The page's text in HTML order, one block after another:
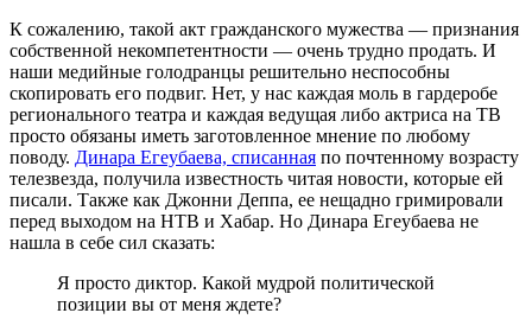
К сожалению, такой акт гражданского мужества — признания
собственной некомпетентности — очень трудно продать. И
наши медийные голодранцы решительно неспособны
скопировать его подвиг. Нет, у нас каждая моль в гардеробе
регионального театра и каждая ведущая либо актриса на ТВ
просто обязаны иметь заготовленное мнение по любому
поводу. Динара Егеубаева, списанная по почтенному возрасту
телезвезда, получила известность читая новости, которые ей
писали. Также как Джонни Деппа, ее нещадно гримировали
перед выходом на НТВ и Хабар. Но Динара Егеубаева не
нашла в себе сил сказать:
Я просто диктор. Какой мудрой политической
позиции вы от меня ждете?